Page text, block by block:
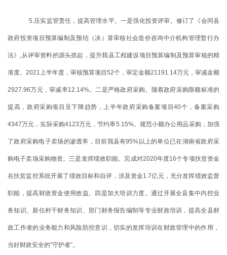
5.压实监管责任，提高管理水平。一是强化投资评审。修订了《会同县
政府投资项目预算编制及预结（决）算审核社会造价咨询中介机构管理暂行办
法》,从评审资料的源头抓起，提升我县工程建设项目预算编制及预算审核的精
准度。2021上半年度，审核预算项目52个，审定金额21191.14万元，审减金额
2927.96万元，审减率12.14%。二是严格政府采购。随着政府采购限额标准的
提高，政府采购项目呈下降趋势，上半年政府采购备案项目40个，备案采购
4347万元，实际采购4123万元，节约率5.15%。规范小额办公用品采购，加强
了政府采购电子卖场的渗透率，目前我县有95%以上的单位已在湖南省政府采
购电子卖场采购物资。三是发挥绩效职能。完成对2020年度16个专项扶贫资金
在扶贫监控系统开展了绩效目标和自评，涉及资金1.7亿元，充分发挥绩效监督
职能，提高财政资金使用效益。四是加大培训力度。通过开展全县集中内控业
务知识、新任村干财务知识、部门财务报告编制等专业财政培训，提高全县财
政工作者的业务能力和风险防控意识，切实的发挥培训在财政管理中的作用，
当好财政安全的“守护者”。